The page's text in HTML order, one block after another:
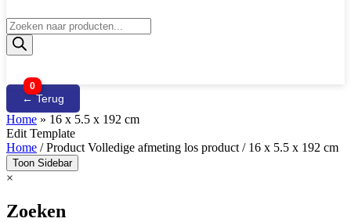
Producten
zoeken
0
← Terug
Home » 16 x 5.5 x 192 cm
Edit Template
Home / Product Volledige afmeting los product / 16 x 5.5 x 192 cm
Toon Sidebar
×
Zoeken